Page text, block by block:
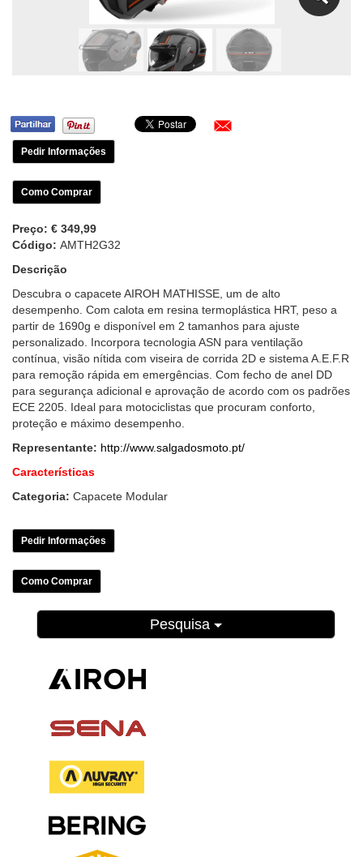
Pedir Informações
Como Comprar
Preço: € 349,99
Código: AMTH2G32
Descrição
Descubra o capacete AIROH MATHISSE, um de alto
desempenho. Com calota em resina termoplástica HRT, peso a
partir de 1690g e disponível em 2 tamanhos para ajuste
personalizado. Incorpora tecnologia ASN para ventilação
contínua, visão nítida com viseira de corrida 2D e sistema A.E.F.R
para remoção rápida em emergências. Com fecho de anel DD
para segurança adicional e aprovação de acordo com os padrões
ECE 2205. Ideal para motociclistas que procuram conforto,
proteção e máximo desempenho.
Representante: http://www.salgadosmoto.pt/
Características
Categoria: Capacete Modular
Pedir Informações
Como Comprar
Pesquisa